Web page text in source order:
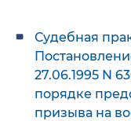
Судебная
27.06.1995 N
порядке
призыва на